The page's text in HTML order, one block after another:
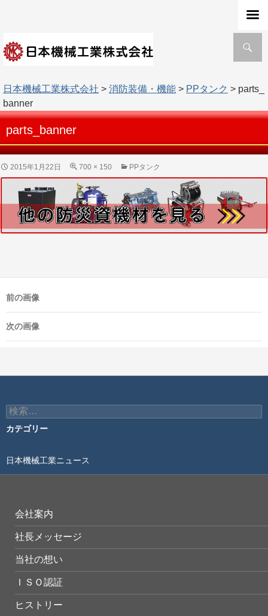
索
日本機械工業株式会社 > 消防装備・機能 > PPタンク > parts_
banner
parts_banner
2015年1月22日 700 × 150 PPタンク
前の画像
次の画像
検
索:
カテゴリー
日本機械工業ニュース
会社案内
社長メッセージ
当社の想い
ＩＳＯ認証
ヒストリー